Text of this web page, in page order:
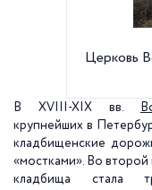
Церковь
В XVIII-XIX вв.
крупнейших в
кладбищенские
«мостками». Во второй
кладбища стала